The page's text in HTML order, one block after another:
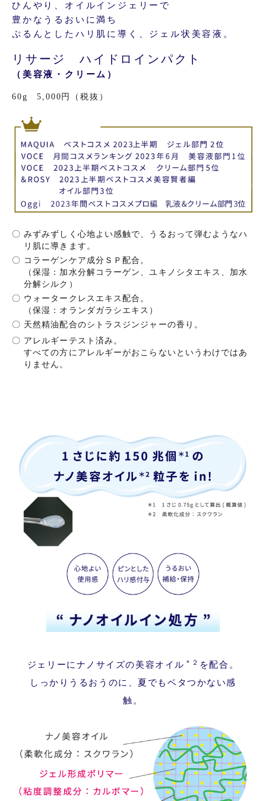
ひんやり、オイルインジェリーで
豊かなうるおいに満ち
ぷるんとしたハリ肌に導く、ジェル状美容液。
リサージ ハイドロインパクト
（美容液・クリーム）
60g 5,000円（税抜）
〇 みずみずしく心地よい感触で、うるおって弾むようなハ
リ肌に導きます。
〇 コラーゲンケア成分ＳＰ配合。
（保湿：加水分解コラーゲン、ユキノシタエキス、加水
分解シルク）
〇 ウォータークレスエキス配合。
（保湿：オランダガラシエキス）
〇 天然精油配合のシトラスジンジャーの香り。
〇 アレルギーテスト済み。
すべての方にアレルギーがおこらないというわけではあ
りません。
ジェリーにナノサイズの美容オイル ＊ ２ を配合。
しっかりうるおうのに、夏でもベタつかない感
触。